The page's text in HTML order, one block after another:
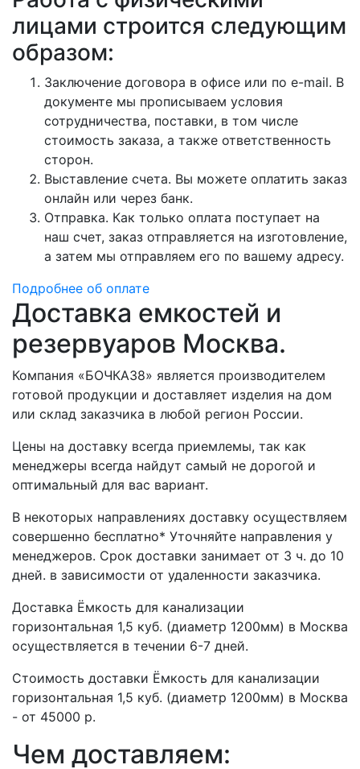
лицами строится следующим
образом:
Заключение договора в офисе или по e-mail. В
документе мы прописываем условия
сотрудничества, поставки, в том числе
стоимость заказа, а также ответственность
сторон.
Выставление счета. Вы можете оплатить заказ
онлайн или через банк.
Отправка. Как только оплата поступает на
наш счет, заказ отправляется на изготовление,
а затем мы отправляем его по вашему адресу.
Подробнее об оплате
Доставка емкостей и
резервуаров Москва.
Компания «БОЧКА38» является производителем
готовой продукции и доставляет изделия на дом
или склад заказчика в любой регион России.
Цены на доставку всегда приемлемы, так как
менеджеры всегда найдут самый не дорогой и
оптимальный для вас вариант.
В некоторых направлениях доставку осуществляем
совершенно бесплатно* Уточняйте направления у
менеджеров. Срок доставки занимает от 3 ч. до 10
дней. в зависимости от удаленности заказчика.
Доставка Ёмкость для канализации
горизонтальная 1,5 куб. (диаметр 1200мм) в Москва
осуществляется в течении 6-7 дней.
Стоимость доставки Ёмкость для канализации
горизонтальная 1,5 куб. (диаметр 1200мм) в Москва
- от 45000 р.
Чем доставляем: